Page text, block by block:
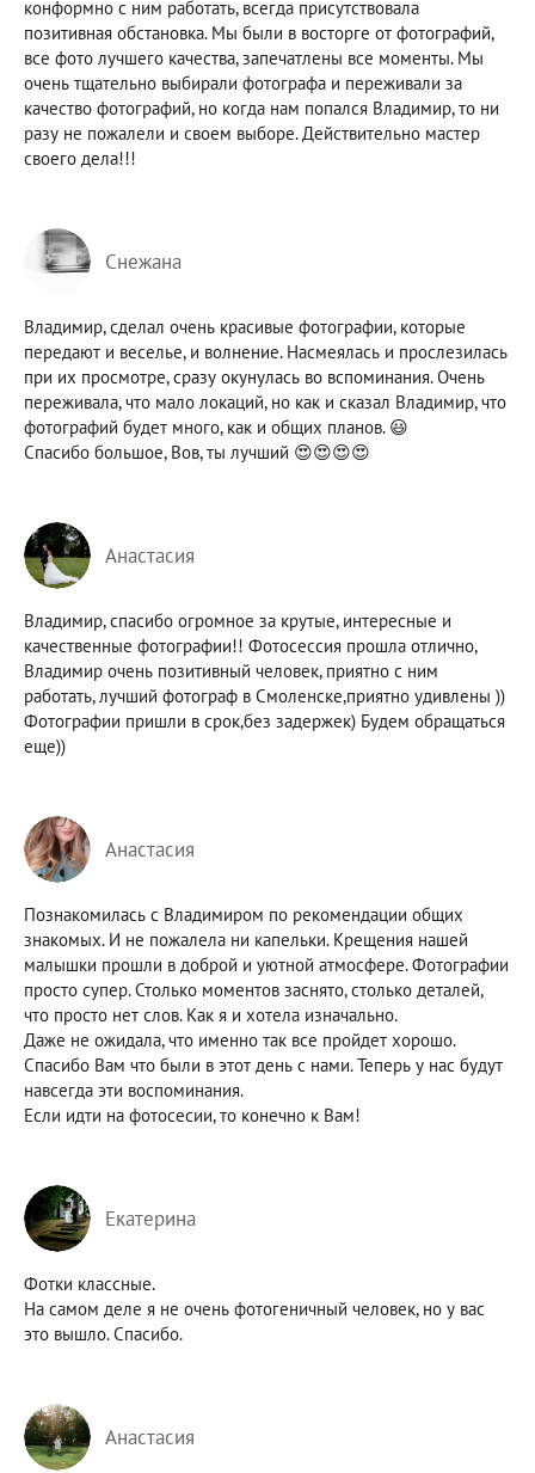
конформно с ним работать, всегда присутствовала
позитивная обстановка. Мы были в восторге от фотографий,
все фото лучшего качества, запечатлены все моменты. Мы
очень тщательно выбирали фотографа и переживали за
качество фотографий, но когда нам попался Владимир, то ни
разу не пожалели и своем выборе. Действительно мастер
своего дела!!!
Снежана
Владимир, сделал очень красивые фотографии, которые
передают и веселье, и волнение. Насмеялась и прослезилась
при их просмотре, сразу окунулась во вспоминания. Очень
переживала, что мало локаций, но как и сказал Владимир, что
фотографий будет много, как и общих планов. 😃
Спасибо большое, Вов, ты лучший 😍😍😍😍
Анастасия
Владимир, спасибо огромное за крутые, интересные и
качественные фотографии!! Фотосессия прошла отлично,
Владимир очень позитивный человек, приятно с ним
работать, лучший фотограф в Смоленске,приятно удивлены ))
Фотографии пришли в срок,без задержек) Будем обращаться
еще))
Анастасия
Познакомилась с Владимиром по рекомендации общих
знакомых. И не пожалела ни капельки. Крещения нашей
малышки прошли в доброй и уютной атмосфере. Фотографии
просто супер. Столько моментов заснято, столько деталей,
что просто нет слов. Как я и хотела изначально.
Даже не ожидала, что именно так все пройдет хорошо.
Спасибо Вам что были в этот день с нами. Теперь у нас будут
навсегда эти воспоминания.
Если идти на фотосесии, то конечно к Вам!
Екатерина
Фотки классные.
На самом деле я не очень фотогеничный человек, но у вас
это вышло. Спасибо.
Анастасия